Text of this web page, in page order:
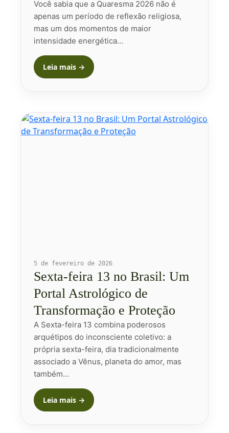
Você sabia que a Quaresma 2026 não é
apenas um período de reflexão religiosa,
mas um dos momentos de maior
intensidade energética…
Leia mais →
5 de fevereiro de 2026
Sexta-feira 13 no Brasil: Um
Portal Astrológico de
Transformação e Proteção
A Sexta-feira 13 combina poderosos
arquétipos do inconsciente coletivo: a
própria sexta-feira, dia tradicionalmente
associado a Vênus, planeta do amor, mas
também…
Leia mais →